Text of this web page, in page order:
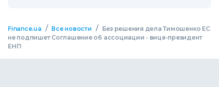
Finance.ua / Все новости /
Без решения дела Тимошенко ЕС
не подпишет Соглашение об ассоциации - вице-президент
ЕНП